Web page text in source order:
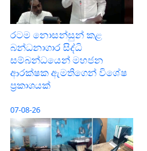
රටම නොසන්සුන් කළ
බන්ධනාගාර සිද්ධි
සම්බන්ධයෙන් මහජන
ආරක්ෂක ඇමතිගෙන් විශේෂ
ප්‍රකාශයක්
07-08-26